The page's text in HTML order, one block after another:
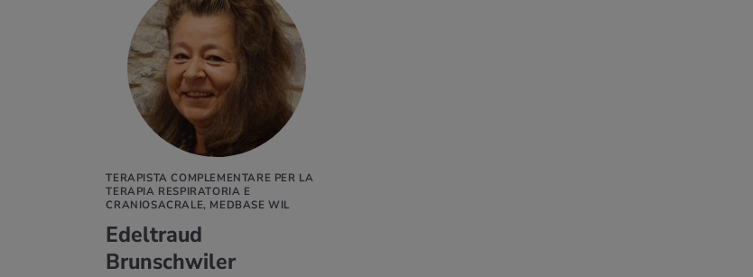
TERAPISTA COMPLEMENTARE PER LA
TERAPIA RESPIRATORIA E
CRANIOSACRALE, MEDBASE WIL
Edeltraud
Brunschwiler